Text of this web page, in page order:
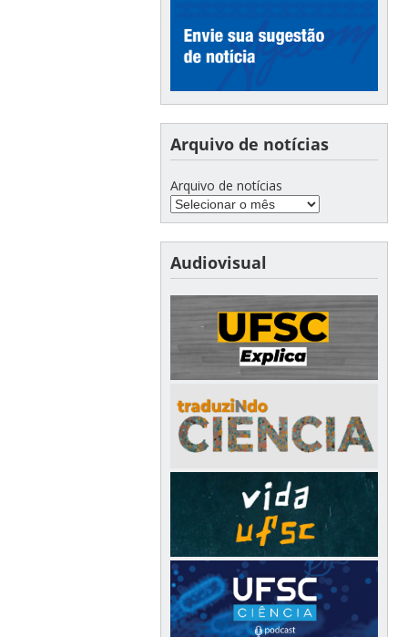
Arquivo de notícias
Arquivo de notícias
Audiovisual